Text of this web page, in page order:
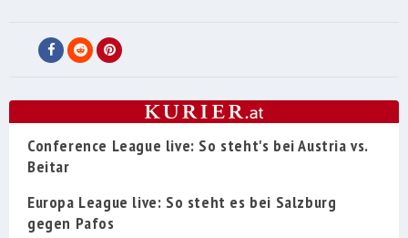
Conference League live: So steht's bei Austria vs.
Beitar
Europa League live: So steht es bei Salzburg
gegen Pafos